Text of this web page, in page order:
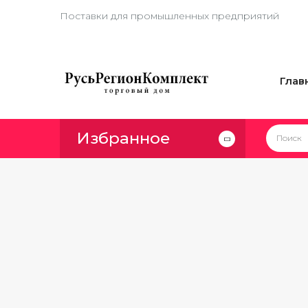
Поставки для промышленных предприятий
Избранное